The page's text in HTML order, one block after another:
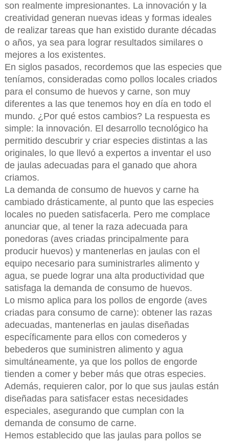
son realmente impresionantes. La innovación y la
creatividad generan nuevas ideas y formas ideales
de realizar tareas que han existido durante décadas
o años, ya sea para lograr resultados similares o
mejores a los existentes.
En siglos pasados, recordemos que las especies que
teníamos, consideradas como pollos locales criados
para el consumo de huevos y carne, son muy
diferentes a las que tenemos hoy en día en todo el
mundo. ¿Por qué estos cambios? La respuesta es
simple: la innovación. El desarrollo tecnológico ha
permitido descubrir y criar especies distintas a las
originales, lo que llevó a expertos a inventar el uso
de jaulas adecuadas para el ganado que ahora
criamos.
La demanda de consumo de huevos y carne ha
cambiado drásticamente, al punto que las especies
locales no pueden satisfacerla. Pero me complace
anunciar que, al tener la raza adecuada para
ponedoras (aves criadas principalmente para
producir huevos) y mantenerlas en jaulas con el
equipo necesario para suministrarles alimento y
agua, se puede lograr una alta productividad que
satisfaga la demanda de consumo de huevos.
Lo mismo aplica para los pollos de engorde (aves
criadas para consumo de carne): obtener las razas
adecuadas, mantenerlas en jaulas diseñadas
específicamente para ellos con comederos y
bebederos que suministren alimento y agua
simultáneamente, ya que los pollos de engorde
tienden a comer y beber más que otras especies.
Además, requieren calor, por lo que sus jaulas están
diseñadas para satisfacer estas necesidades
especiales, asegurando que cumplan con la
demanda de consumo de carne.
Hemos establecido que las jaulas para pollos se